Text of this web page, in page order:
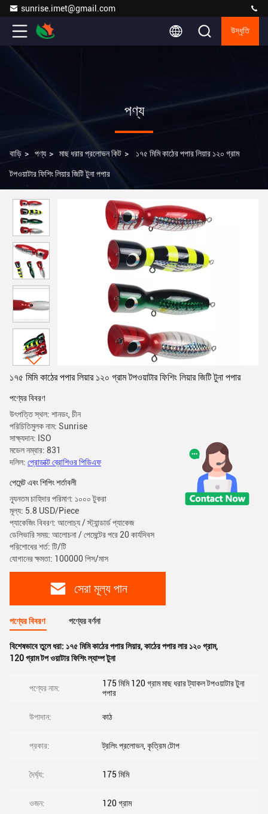
sunrise.imet@gmail.com
উদ্ধৃতি
পণ্য
বাড়ি > পণ্য > মাছ ধরার প্রলোভন কিট > ১৭৫ মিমি কাঠের পপার লিয়ার ১২০ গ্রাম
টপওয়াটার ফিশিং লিয়ার জিটি টুনা পপার
১৭৫ মিমি কাঠের পপার লিয়ার ১২০ গ্রাম টপওয়াটার ফিশিং লিয়ার জিটি টুনা পপার
পণ্যের বিবরণ
উৎপত্তি স্থল: শানডং, চীন
পরিচিতিমুলক নাম: Sunrise
সাক্ষ্যদান: ISO
মডেল নম্বার: 831
দলিল: প্রোডাক্ট ব্রোশিওর পিডিএফ
পেমেন্ট এবং শিপিং শর্তাবলী
ন্যূনতম চাহিদার পরিমাণ: ১০০০ টুকরা
মূল্য: 5.8 USD/Piece
প্যাকেজিং বিবরণ: আলোচ্য / স্ট্যান্ডার্ড প্যাকেজ
ডেলিভারি সময়: আলোচনা / পেমেন্টের পরে 20 কার্যদিবস
পরিশোধের শর্ত: টি/টি
যোগানের ক্ষমতা: 100000 পিস/মাস
সেরা মূল্য পান
পণ্যের বিবরণ পণ্যের বর্ণনা
বিশেষভাবে তুলে ধরা: ১৭৫ মিমি কাঠের পপার লিয়ার,কাঠের পপার লার ১২০ গ্রাম,
120 গ্রাম টপ ওয়াটার ফিশিং ল্যাম্প টুনা
পণ্যের নাম:
175 মিমি 120 গ্রাম মাছ ধরার ট্যাকল টপওয়াটার টুনা
পপার
উপাদান: কাঠ
প্রকার: ট্রলিং প্রলোভন, কৃত্রিম টোপ
দৈর্ঘ্য: 175 মিমি
ওজন: 120 গ্রাম